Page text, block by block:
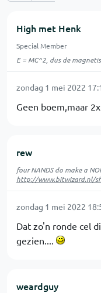
High met Henk
Special Member
E = MC^2, dus de
zondag 1 mei 2022
Geen boem,maar
rew
four NANDS do make a
http://www.bitwizard.nl/
zondag 1 mei 2022
Dat zo'n ronde cel
gezien....
weardguy